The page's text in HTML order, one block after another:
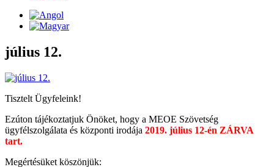
július 12.
Tisztelt Ügyfeleink!
Ezúton tájékoztatjuk Önöket, hogy a MEOE Szövetség
ügyfélszolgálata és központi irodája 2019. július 12-én ZÁRVA
tart.
Megértésüket köszönjük: